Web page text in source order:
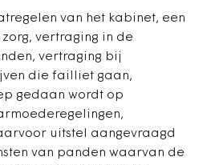
van het kabinet, een
vertraging in de
vertraging bij
die failliet gaan,
gedaan wordt op
uitstel aangevraagd
van panden waarvan de